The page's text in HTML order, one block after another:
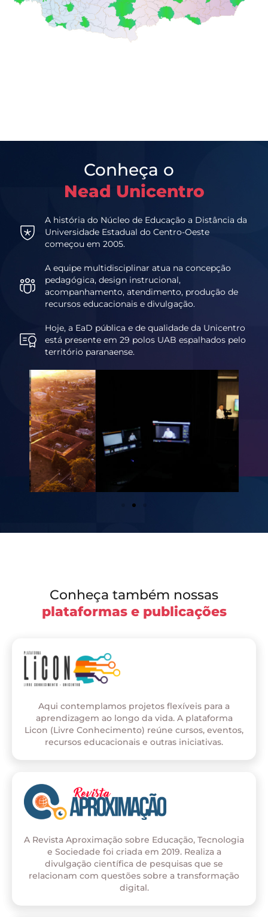
Conheça o
Nead Unicentro
A história do Núcleo de Educação a Distância da
Universidade Estadual do Centro-Oeste
começou em 2005.
A equipe multidisciplinar atua na concepção
pedagógica, design instrucional,
acompanhamento, atendimento, produção de
recursos educacionais e divulgação.
Hoje, a EaD pública e de qualidade da Unicentro
está presente em 29 polos UAB espalhados pelo
território paranaense.
Conheça também nossas
plataformas e publicações
Aqui contemplamos projetos flexíveis para a
aprendizagem ao longo da vida. A plataforma
Licon (Livre Conhecimento) reúne cursos, eventos,
recursos educacionais e outras iniciativas.
A Revista Aproximação sobre Educação, Tecnologia
e Sociedade foi criada em 2019. Realiza a
divulgação científica de pesquisas que se
relacionam com questões sobre a transformação
digital.